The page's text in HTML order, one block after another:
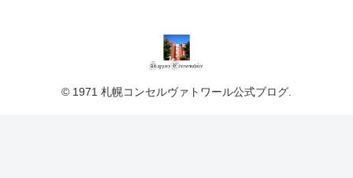
© 1971 札幌コンセルヴァトワール公式ブログ.